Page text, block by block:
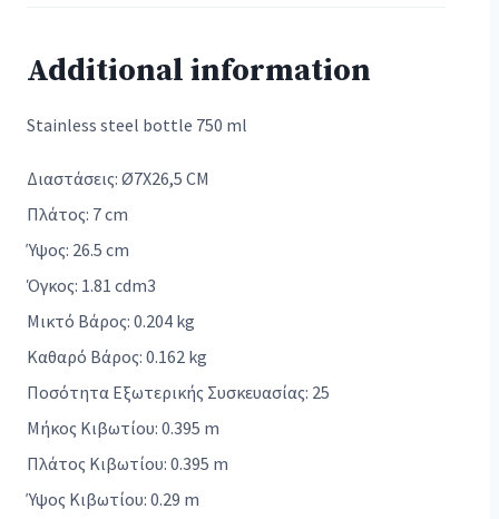
Additional information
Stainless steel bottle 750 ml
Διαστάσεις: Ø7X26,5 CM
Πλάτος: 7 cm
Ύψος: 26.5 cm
Όγκος: 1.81 cdm3
Μικτό Βάρος: 0.204 kg
Καθαρό Βάρος: 0.162 kg
Ποσότητα Εξωτερικής Συσκευασίας: 25
Μήκος Κιβωτίου: 0.395 m
Πλάτος Κιβωτίου: 0.395 m
Ύψος Κιβωτίου: 0.29 m